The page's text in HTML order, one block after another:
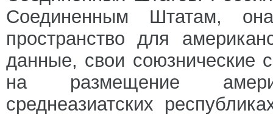
Соединенным Штатам,
пространство для
данные, свои союзнические
на размещение
среднеазиатских